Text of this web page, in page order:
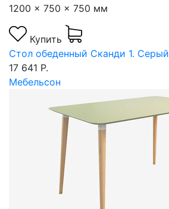
1200 x 750 x 750 мм
Купить
Стол обеденный Сканди 1. Серый
17 641 Р.
Мебельсон